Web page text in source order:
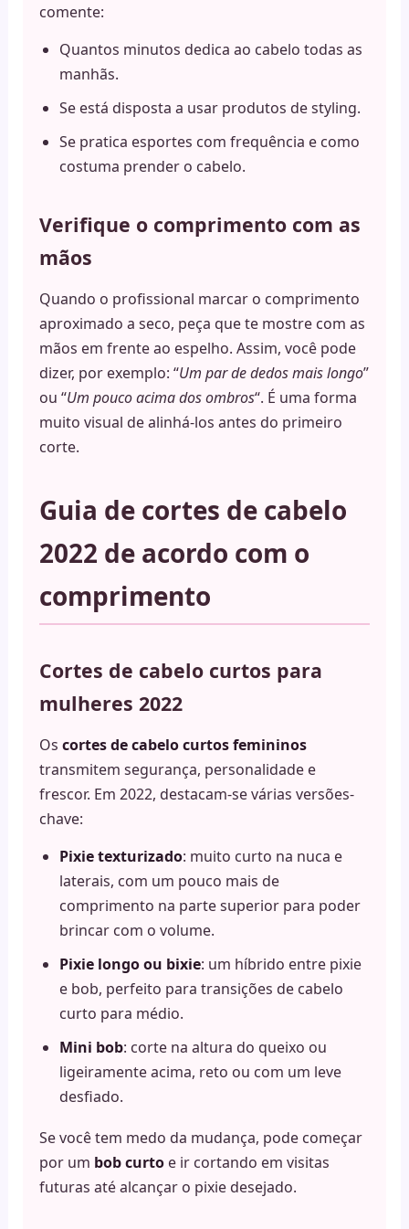
comente:
Quantos minutos dedica ao cabelo todas as
manhãs.
Se está disposta a usar produtos de styling.
Se pratica esportes com frequência e como
costuma prender o cabelo.
Verifique o comprimento com as
mãos
Quando o profissional marcar o comprimento
aproximado a seco, peça que te mostre com as
mãos em frente ao espelho. Assim, você pode
dizer, por exemplo: “Um par de dedos mais longo”
ou “Um pouco acima dos ombros“. É uma forma
muito visual de alinhá-los antes do primeiro
corte.
Guia de cortes de cabelo
2022 de acordo com o
comprimento
Cortes de cabelo curtos para
mulheres 2022
Oscortes de cabelo curtos femininos
transmitem segurança, personalidade e
frescor. Em 2022, destacam-se várias versões-
chave:
Pixie texturizado: muito curto na nuca e
laterais, com um pouco mais de
comprimento na parte superior para poder
brincar com o volume.
Pixie longo ou bixie: um híbrido entre pixie
e bob, perfeito para transições de cabelo
curto para médio.
Mini bob: corte na altura do queixo ou
ligeiramente acima, reto ou com um leve
desfiado.
Se você tem medo da mudança, pode começar
por um bob curto e ir cortando em visitas
futuras até alcançar o pixie desejado.